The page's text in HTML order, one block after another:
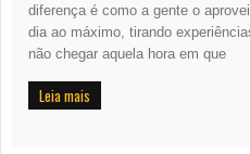
diferença é como a gente o
dia ao máximo, tirando
não chegar aquela hora em que
Leia mais